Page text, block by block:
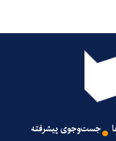
جست‌وجوی پیشرفته